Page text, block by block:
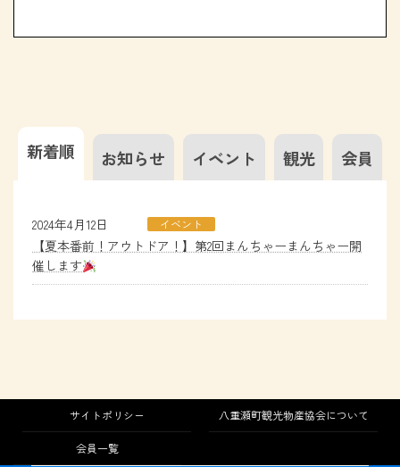
新着順 お知らせ イベント 観光 会員
2024年4月12日 イベント
【夏本番前！アウトドア！】第2回まんちゃーまんちゃー開
催します
サイトポリシー 八重瀬町観光物産協会について
会員一覧